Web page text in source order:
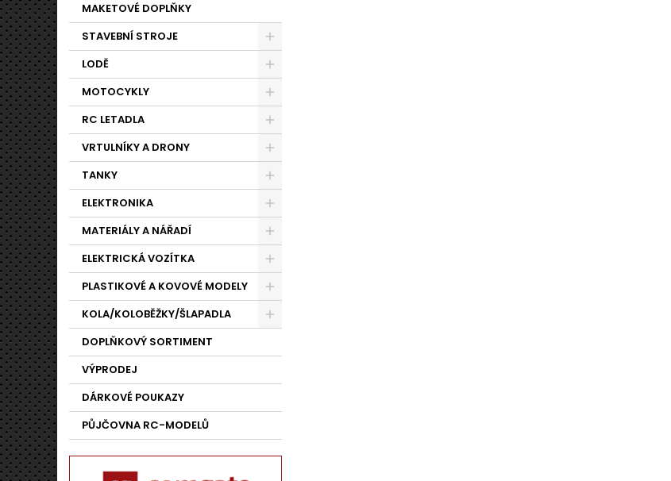
MAKETOVÉ DOPLŇKY
STAVEBNÍ STROJE
LODĚ
MOTOCYKLY
RC LETADLA
VRTULNÍKY A DRONY
TANKY
ELEKTRONIKA
MATERIÁLY A NÁŘADÍ
ELEKTRICKÁ VOZÍTKA
PLASTIKOVÉ A KOVOVÉ MODELY
KOLA/KOLOBĚŽKY/ŠLAPADLA
DOPLŇKOVÝ SORTIMENT
VÝPRODEJ
DÁRKOVÉ POUKAZY
PŮJČOVNA RC-MODELŮ